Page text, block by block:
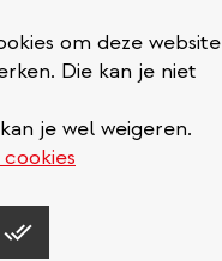
om deze website
Die kan je niet
je wel weigeren.